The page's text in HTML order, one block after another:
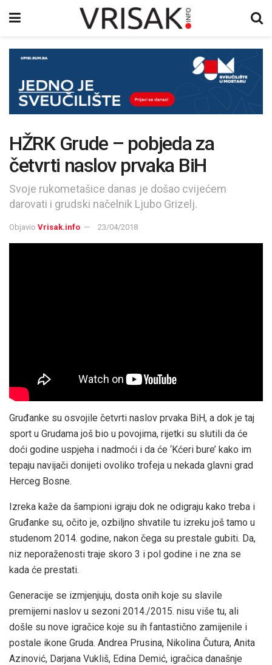
HŽRK Grude – pobjeda za
četvrti naslov prvaka BiH
Svoje rukometašice danas je došao cvijećem
darovati i grudski načelnik Ljubo Grizelj.
Objavio Vrisak.info 23/04/2018
Gruđanke su osvojile četvrti naslov prvaka BiH, a dok je taj
sport u Grudama još bio u povojima, rijetki su slutili da će
doći godine uspjeha i nadmoći i da će ‘Kćeri bure’ kako im
tepaju navijači donijeti ovoliko trofeja u nekada glavni grad
Herceg Bosne.
Izreka kaže da šampioni igraju dok ne odigraju kako treba i
Gruđanke su, očito je, ozbiljno shvatile tu izreku još tamo u
studenom 2014. godine, nakon čega su prestale gubiti. Da,
niz neporaženosti traje skoro 3 i pol godine i ne zna se
kada će prestati.
Generacije se izmjenjuju, dosta onih koje su slavile
premijerni naslov u sezoni 2014./2015. nisu više tu, ali
došle su nove igračice koje su ih fantastično zamijenile i
postale ikone Gruda. Andrea Prusina, Nikolina Čutura, Anita
Azinović, Darjana Vukliš, Edina Demić, igračica današnje